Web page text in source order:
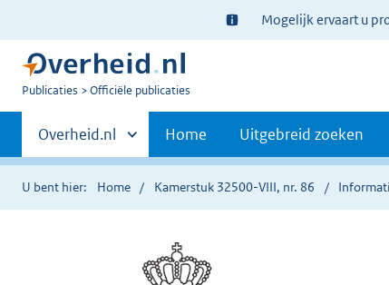
Ter
informatie:
Mogelijk ervaart u
U
Publicaties Officiële publicaties
Primaire
navigatie
Andere
sites
binnen
Overheid.nl Home Uitgebreid zoeken
U bent hier: Home Kamerstuk 32500-VIII, nr. 86